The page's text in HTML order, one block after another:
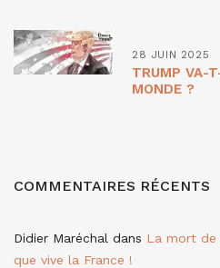
28 JUIN 2025
TRUMP VA-
MONDE ?
COMMENTAIRES RÉCENTS
Didier Maréchal dans La mort de
que vive la France !